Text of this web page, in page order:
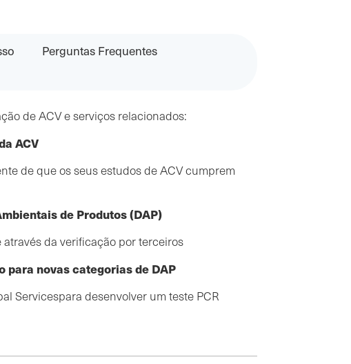
Perguntas Frequentes
de ACV e serviços relacionados:
ACV
de que os seus estudos de ACV cumprem
de Produtos (DAP)
da verificação por terceiros
para novas categorias de DAP
Servicespara desenvolver um teste PCR